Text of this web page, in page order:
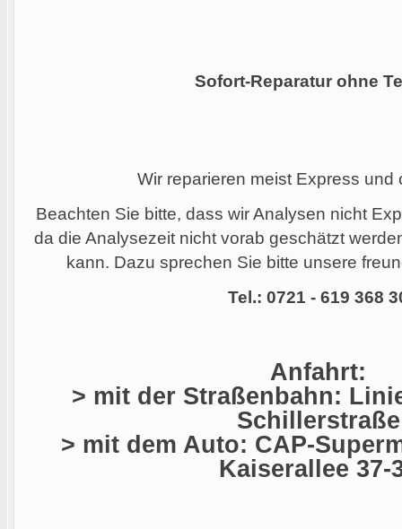
Sofort-Reparatur ohne
Wir reparieren meist Express und
Beachten Sie bitte, dass wir Analysen nicht
da die Analysezeit nicht vorab geschätzt
kann. Dazu sprechen Sie bitte unsere
Tel.: 0721 - 619 368
Anfahrt:
> mit der Straßenbahn:
Schillerstraße
> mit dem Auto: CAP-
Kaiserallee 37-